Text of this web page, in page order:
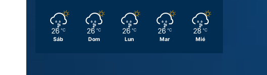
26 ℃
Sáb
26 ℃
Dom
26 ℃
Lun
26 ℃
Mar
28 ℃
Mié